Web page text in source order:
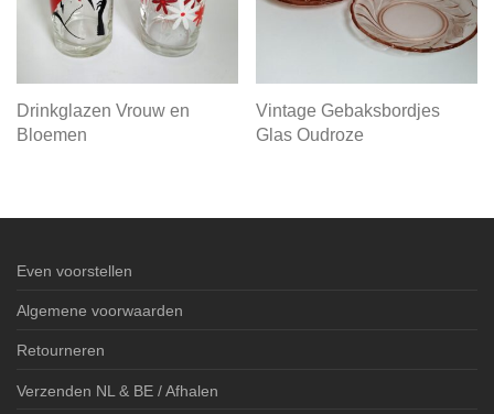
Drinkglazen Vrouw en
Bloemen
Vintage Gebaksbordjes
Glas Oudroze
Even voorstellen
Algemene voorwaarden
Retourneren
Verzenden NL & BE / Afhalen